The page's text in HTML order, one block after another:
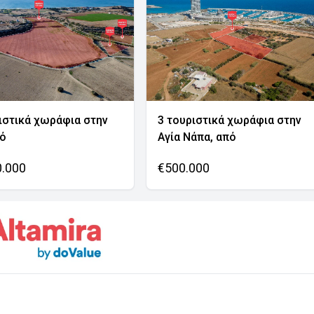
χωράφια στην
3 τουριστικά χωράφια στην
Αγία Νάπα, από
€500.000